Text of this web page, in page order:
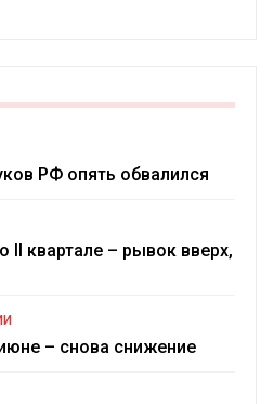
РФ опять обвалился
II квартале – рывок вверх,
– снова снижение